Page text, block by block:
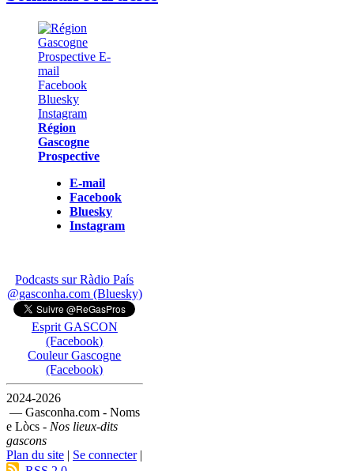
Région
Gascogne
Prospective
E-mail
Facebook
Bluesky
Instagram
Podcasts sur Ràdio País
@gasconha.com (Bluesky)
Esprit GASCON
(Facebook)
Couleur Gascogne
(Facebook)
2024-2026
— Gasconha.com - Noms
e Lòcs - Nos lieux-dits
gascons
Plan du site | Se connecter|